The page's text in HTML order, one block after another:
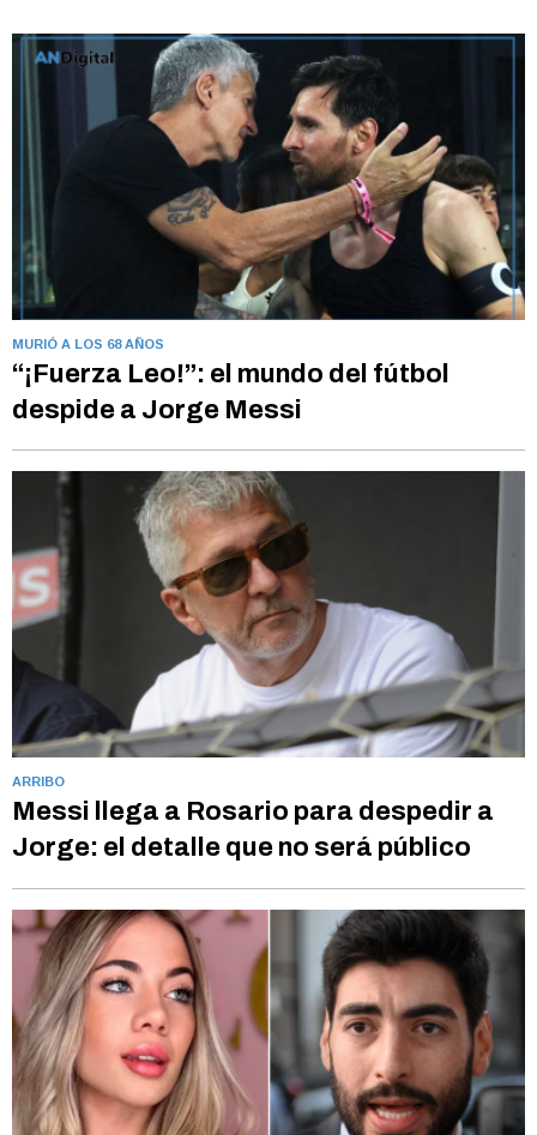
MURIÓ A LOS 68 AÑOS
“¡Fuerza Leo!”: el mundo del fútbol
despide a Jorge Messi
ARRIBO
Messi llega a Rosario para despedir a
Jorge: el detalle que no será público